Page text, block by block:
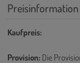
Preisinformation
Kaufpreis:
Provision: Die